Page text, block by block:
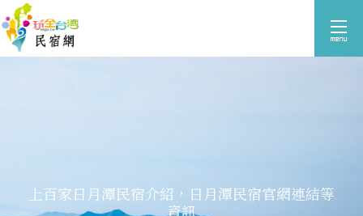
上百家日月潭民宿介紹，日月潭民宿官網連結等
資訊